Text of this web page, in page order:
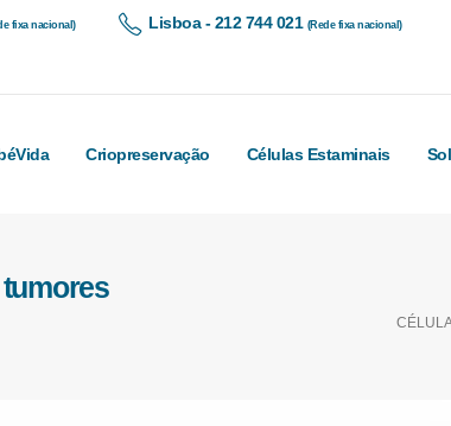
fixa nacional) Lisboa - 212 744 021 (Rede fixa nacional)
Criopreservação Células Estaminais